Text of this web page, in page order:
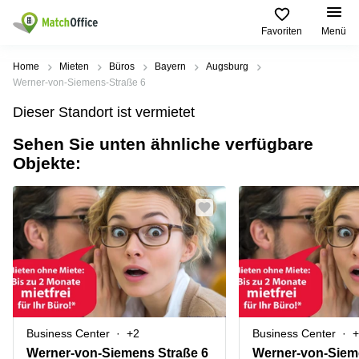
Favoriten Menü
Mieten / Vermieten
Produktseiten
Büro
mieten
center
Coworking
Space
Seminarraum
Virtuelles
Büro
Beliebte
Städte
Büro
mieten
Geschäftsadresse
Hamburg
Geschäftsadresse
mieten
Düsseldorf
Geschäftsadresse
Stuttgart
Büro
Beliebte
Suchanfragen
Regus
Dortmund
Ruhrallee
9
Dortmund
Office Club
Ballindamm
3
Rahel-
Hirsch-
Straße
Hilfe
Über uns
Büro vermieten
Preis
Log-in
Home Mieten Büros Bayern
Augsburg
Werner-von-Siemens-Straße 6
Dieser Standort ist vermietet
Sehen Sie unten ähnliche verfügbare
Objekte:
Business Center +2
Werner-von-Siemens Straße 6
Business Center
Werner-von-